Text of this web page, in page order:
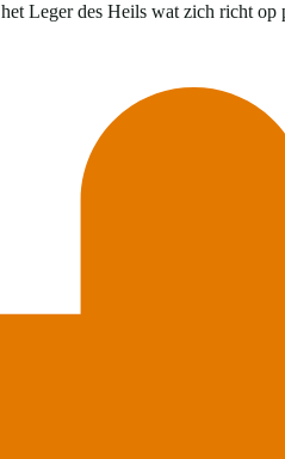
Leger des Heils wat zich richt